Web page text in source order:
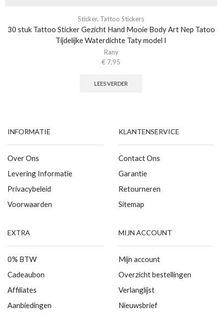
Sticker, Tattoo Stickers
30 stuk Tattoo Sticker Gezicht Hand Mooie Body Art Nep Tatoo
Tijdelijke Waterdichte Taty model I
Rany
€ 7,95
LEES VERDER
INFORMATIE
Over Ons
Levering Informatie
Privacybeleid
Voorwaarden
KLANTENSERVICE
Contact Ons
Garantie
Retourneren
Sitemap
EXTRA
0% BTW
Cadeaubon
Affiliates
Aanbiedingen
MIJN ACCOUNT
Mijn account
Overzicht bestellingen
Verlanglijst
Nieuwsbrief